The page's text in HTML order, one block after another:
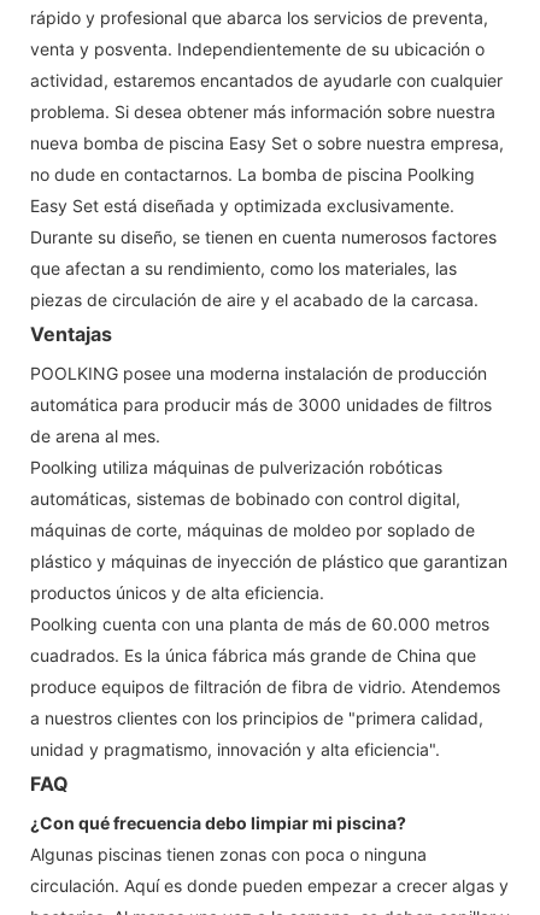
rápido y profesional que abarca los servicios de preventa,
venta y posventa. Independientemente de su ubicación o
actividad, estaremos encantados de ayudarle con cualquier
problema. Si desea obtener más información sobre nuestra
nueva bomba de piscina Easy Set o sobre nuestra empresa,
no dude en contactarnos. La bomba de piscina Poolking
Easy Set está diseñada y optimizada exclusivamente.
Durante su diseño, se tienen en cuenta numerosos factores
que afectan a su rendimiento, como los materiales, las
piezas de circulación de aire y el acabado de la carcasa.
Ventajas
POOLKING posee una moderna instalación de producción
automática para producir más de 3000 unidades de filtros
de arena al mes.
Poolking utiliza máquinas de pulverización robóticas
automáticas, sistemas de bobinado con control digital,
máquinas de corte, máquinas de moldeo por soplado de
plástico y máquinas de inyección de plástico que garantizan
productos únicos y de alta eficiencia.
Poolking cuenta con una planta de más de 60.000 metros
cuadrados. Es la única fábrica más grande de China que
produce equipos de filtración de fibra de vidrio. Atendemos
a nuestros clientes con los principios de "primera calidad,
unidad y pragmatismo, innovación y alta eficiencia".
FAQ
¿Con qué frecuencia debo limpiar mi piscina?
Algunas piscinas tienen zonas con poca o ninguna
circulación. Aquí es donde pueden empezar a crecer algas y